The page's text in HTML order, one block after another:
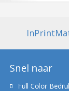
Snel naar
Full Color